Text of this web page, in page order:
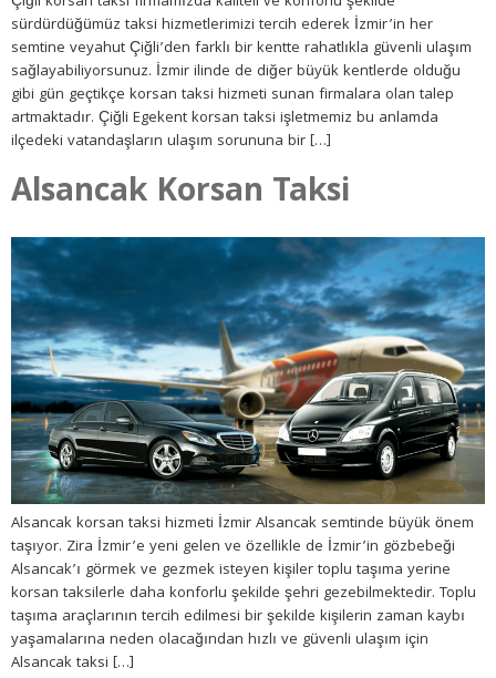
sürdürdüğümüz taksi hizmetlerimizi tercih ederek İzmir’in her
semtine veyahut Çiğli’den farklı bir kentte rahatlıkla güvenli ulaşım
sağlayabiliyorsunuz. İzmir ilinde de diğer büyük kentlerde olduğu
gibi gün geçtikçe korsan taksi hizmeti sunan firmalara olan talep
artmaktadır. Çiğli Egekent korsan taksi işletmemiz bu anlamda
ilçedeki vatandaşların ulaşım sorununa bir […]
Alsancak Korsan Taksi
Alsancak korsan taksi hizmeti İzmir Alsancak semtinde büyük önem
taşıyor. Zira İzmir’e yeni gelen ve özellikle de İzmir’in gözbebeği
Alsancak’ı görmek ve gezmek isteyen kişiler toplu taşıma yerine
korsan taksilerle daha konforlu şekilde şehri gezebilmektedir. Toplu
taşıma araçlarının tercih edilmesi bir şekilde kişilerin zaman kaybı
yaşamalarına neden olacağından hızlı ve güvenli ulaşım için
Alsancak taksi […]